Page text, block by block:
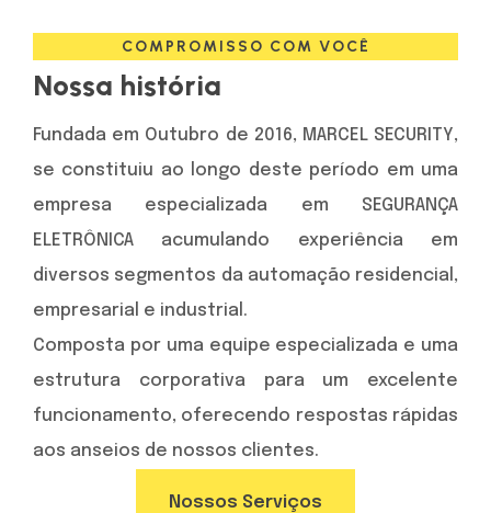
COMPROMISSO COM VOCÊ
Nossa história
Fundada em Outubro de 2016, MARCEL SECURITY,
se constituiu ao longo deste período em uma
empresa especializada em SEGURANÇA
ELETRÔNICA acumulando experiência em
diversos segmentos da automação residencial,
empresarial e industrial.
Composta por uma equipe especializada e uma
estrutura corporativa para um excelente
funcionamento, oferecendo respostas rápidas
aos anseios de nossos clientes.
Nossos Serviços